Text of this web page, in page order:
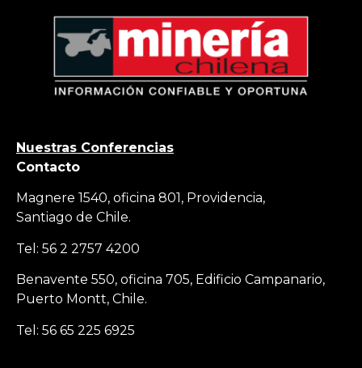
Nuestras Conferencias
Contacto
Magnere 1540, oficina 801, Providencia,
Santiago de Chile.
Tel: 56 2 2757 4200
Benavente 550, oficina 705, Edificio Campanario,
Puerto Montt, Chile.
Tel: 56 65 225 6925